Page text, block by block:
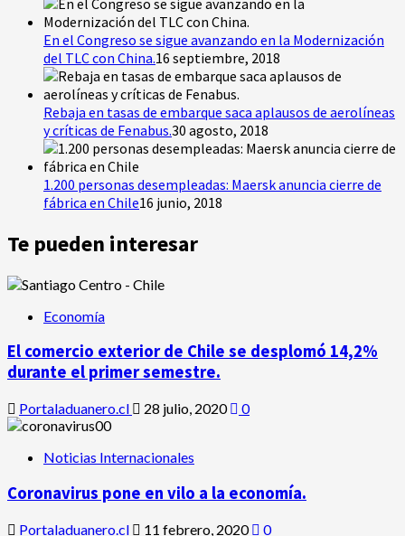
En el Congreso se sigue avanzando en la Modernización
del TLC con China.16 septiembre, 2018
Rebaja en tasas de embarque saca aplausos de aerolíneas
y críticas de Fenabus.30 agosto, 2018
1.200 personas desempleadas: Maersk anuncia cierre de
fábrica en Chile16 junio, 2018
Te pueden interesar
Economía
El comercio exterior de Chile se desplomó 14,2%
durante el primer semestre.
Portaladuanero.cl 28 julio, 2020 0
Noticias Internacionales
Coronavirus pone en vilo a la economía.
Portaladuanero.cl 11 febrero, 2020 0